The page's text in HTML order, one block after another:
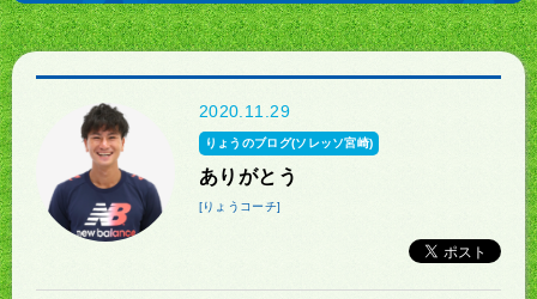
2020.11.29
りょうのブログ(ソレッソ宮崎)
ありがとう
[りょうコーチ]